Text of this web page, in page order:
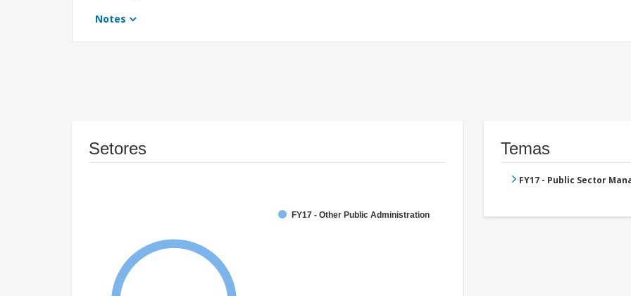
Notes
Setores
FY17 - Other Public Administration
Temas
FY17 - Public Sector